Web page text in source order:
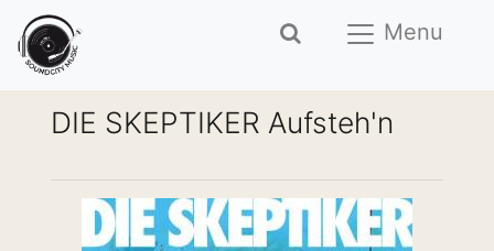
Menu
DIE SKEPTIKER Aufsteh'n